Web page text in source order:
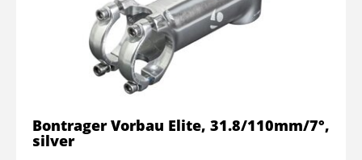
Bontrager Vorbau Elite, 31.8/110mm/7°,
silver